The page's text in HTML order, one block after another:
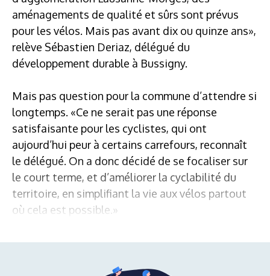
aménagements de qualité et sûrs sont prévus
pour les vélos. Mais pas avant dix ou quinze ans»,
relève Sébastien Deriaz, délégué du
développement durable à Bussigny.
Mais pas question pour la commune d’attendre si
longtemps. «Ce ne serait pas une réponse
satisfaisante pour les cyclistes, qui ont
aujourd’hui peur à certains carrefours, reconnaît
le délégué. On a donc décidé de se focaliser sur
le court terme, et d’améliorer la cyclabilité du
territoire, en simplifiant la vie aux vélos partout
où cela est possible.»